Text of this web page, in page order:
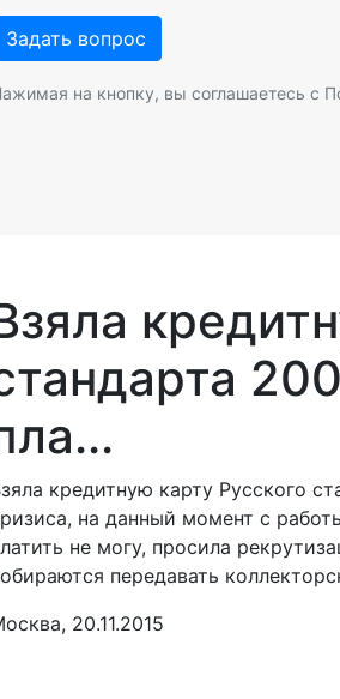
на кнопку, вы соглашаетесь с
кредитную карту Русского
на данный момент с
не могу, просила
передавать
20.11.2015